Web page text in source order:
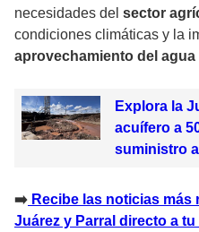
necesidades del sector
condiciones climáticas y la
aprovechamiento del agua
Explora la
acuífero a
suministro
➡️ Recibe las noticias más
Juárez y Parral directo a tu